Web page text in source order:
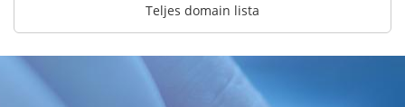
Teljes domain lista